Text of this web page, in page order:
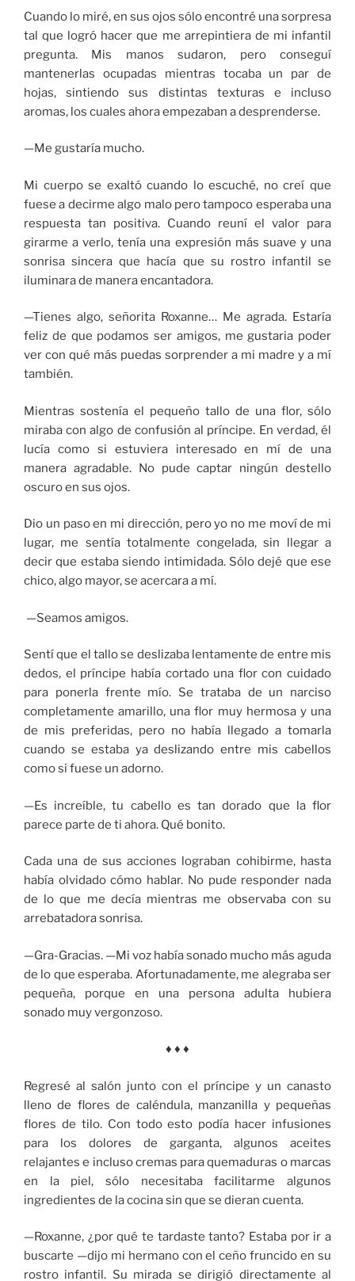
Cuando lo miré, en sus ojos sólo encontré una sorpresa
tal que logró hacer que me arrepintiera de mi infantil
pregunta. Mis manos sudaron, pero conseguí
mantenerlas ocupadas mientras tocaba un par de
hojas, sintiendo sus distintas texturas e incluso
aromas, los cuales ahora empezaban a desprenderse.
—Me gustaría mucho.
Mi cuerpo se exaltó cuando lo escuché, no creí que
fuese a decirme algo malo pero tampoco esperaba una
respuesta tan positiva. Cuando reuní el valor para
girarme a verlo, tenía una expresión más suave y una
sonrisa sincera que hacía que su rostro infantil se
iluminara de manera encantadora.
—Tienes algo, señorita Roxanne… Me agrada. Estaría
feliz de que podamos ser amigos, me gustaria poder
ver con qué más puedas sorprender a mi madre y a mí
también.
Mientras sostenía el pequeño tallo de una flor, sólo
miraba con algo de confusión al príncipe. En verdad, él
lucía como si estuviera interesado en mí de una
manera agradable. No pude captar ningún destello
oscuro en sus ojos.
Dio un paso en mi dirección, pero yo no me moví de mi
lugar, me sentía totalmente congelada, sin llegar a
decir que estaba siendo intimidada. Sólo dejé que ese
chico, algo mayor, se acercara a mí.
—Seamos amigos.
Sentí que el tallo se deslizaba lentamente de entre mis
dedos, el príncipe había cortado una flor con cuidado
para ponerla frente mío. Se trataba de un narciso
completamente amarillo, una flor muy hermosa y una
de mis preferidas, pero no había llegado a tomarla
cuando se estaba ya deslizando entre mis cabellos
como si fuese un adorno.
—Es increíble, tu cabello es tan dorado que la flor
parece parte de ti ahora. Qué bonito.
Cada una de sus acciones lograban cohibirme, hasta
había olvidado cómo hablar. No pude responder nada
de lo que me decía mientras me observaba con su
arrebatadora sonrisa.
—Gra-Gracias. —Mi voz había sonado mucho más aguda
de lo que esperaba. Afortunadamente, me alegraba ser
pequeña, porque en una persona adulta hubiera
sonado muy vergonzoso.
♦ ♦ ♦
Regresé al salón junto con el príncipe y un canasto
lleno de flores de caléndula, manzanilla y pequeñas
flores de tilo. Con todo esto podía hacer infusiones
para los dolores de garganta, algunos aceites
relajantes e incluso cremas para quemaduras o marcas
en la piel, sólo necesitaba facilitarme algunos
ingredientes de la cocina sin que se dieran cuenta.
—Roxanne, ¿por qué te tardaste tanto? Estaba por ir a
buscarte —dijo mi hermano con el ceño fruncido en su
rostro infantil. Su mirada se dirigió directamente al